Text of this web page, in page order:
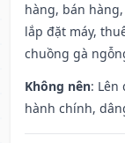
hàng, bán
lắp đặt máy,
chuồng gà
Không nên: Lên
hành chính,